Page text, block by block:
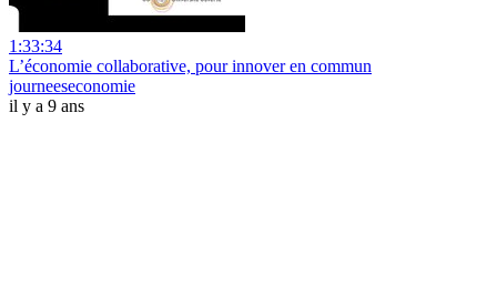
1:33:34
L’économie collaborative, pour innover en commun
journeeseconomie
il y a 9 ans